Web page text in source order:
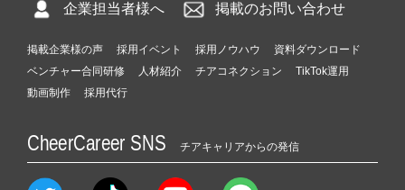
企業担当者様へ 掲載のお問い合わせ
掲載企業様の声 採用イベント 採用ノウハウ
資料ダウンロード
ベンチャー合同研修
人材紹介 チアコネクション
TikTok運用
動画制作
採用代行
CheerCareer SNS チアキャリアからの発信